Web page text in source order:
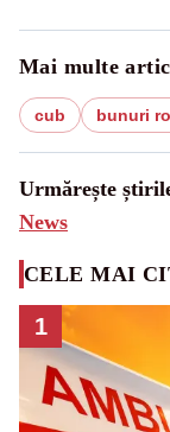
Mai multe
cub bunuri
Urmărește
News
CELE MAI
1